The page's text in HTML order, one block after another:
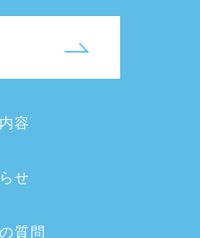
容
せ
質問